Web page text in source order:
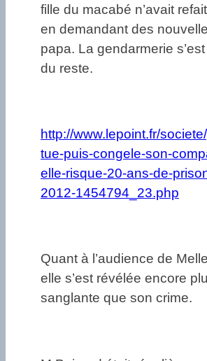
fille du macabé n’avait
en demandant des
papa. La gendarmerie
du reste.
http://www.lepoint.fr/
tue-puis-congele-son-
elle-risque-20-ans-de-
2012-1454794_23.php
Quant à l’audience de
elle s’est révélée encore
sanglante que son crime.